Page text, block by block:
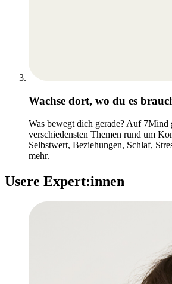
Wachse dort, wo du es
Was bewegt dich gerade? Auf 7Mind
verschiedensten Themen rund um
Selbstwert, Beziehungen, Schlaf,
mehr.
Usere Expert:innen